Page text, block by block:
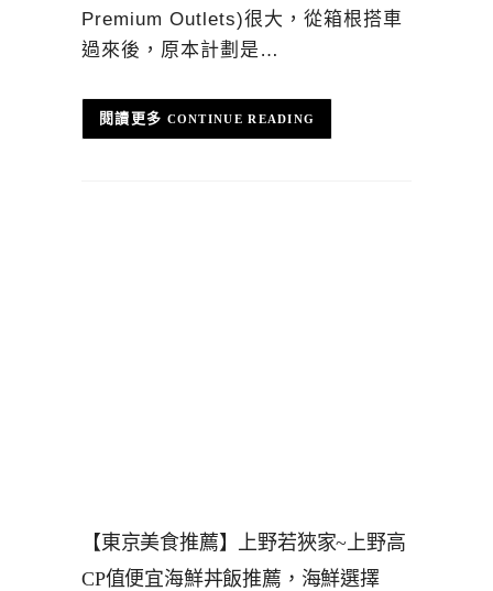
Premium Outlets)很大，從箱根搭車
過來後，原本計劃是…
CONTINUE READING
【東京美食推薦】上野若狹家~上野高
CP值便宜海鮮丼飯推薦，海鮮選擇